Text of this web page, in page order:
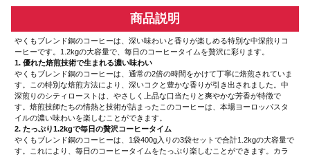
商品説明
やくもブレンド銅のコーヒーは、深い味わいと香りが楽しめる特別な中深煎りコ
ーヒーです。1.2kgの大容量で、毎日のコーヒータイムを贅沢に彩ります。
1. 優れた焙煎技術で生まれる濃い味わい
やくもブレンド銅のコーヒーは、通常の2倍の時間をかけて丁寧に焙煎されていま
す。この特別な焙煎方法により、深いコクと豊かな香りが引き出されました。中
深煎りのシティローストは、やさしく上品な口当たりと爽やかな芳香が特徴で
す。焙煎技師たちの情熱と技術が詰まったこのコーヒーは、本場ヨーロッパスタ
イルの濃い味わいを楽しむことができます。
2. たっぷり1.2kgで毎日の贅沢コーヒータイム
やくもブレンド銅のコーヒーは、1袋400g入りの3袋セットで合計1.2kgの大容量で
す。これにより、毎日のコーヒータイムをたっぷり楽しむことができます。カラ